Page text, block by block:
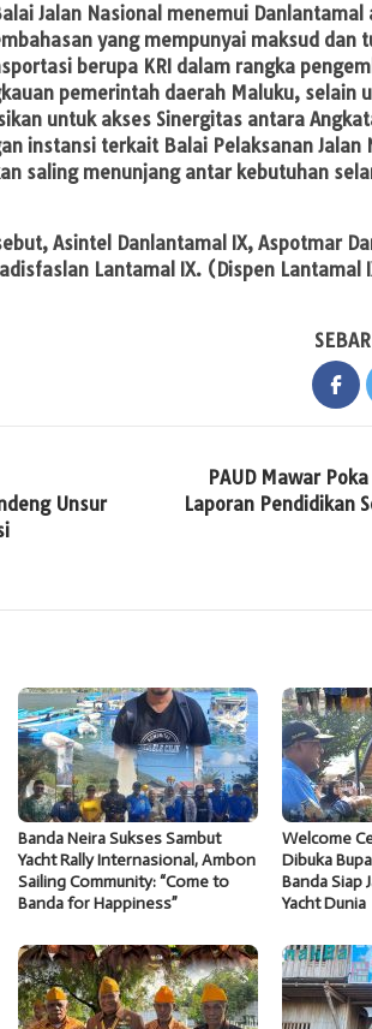
Jalan Nasional menemui Danlantamal
yang mempunyai maksud dan
berupa KRI dalam rangka
pemerintah daerah Maluku, selain
untuk akses Sinergitas antara
instansi terkait Balai Pelaksanan Jalan
saling menunjang antar kebutuhan
Asintel Danlantamal IX, Aspotmar
Lantamal IX. (Dispen Lantamal
Unsur
PAUD Mawar
Laporan Pendidikan
Banda Neira Sukses Sambut
Yacht Rally Internasional, Ambon
Sailing Community: “Come to
Banda for Happiness”
Welcome
Dibuka
Banda Siap
Yacht Dunia